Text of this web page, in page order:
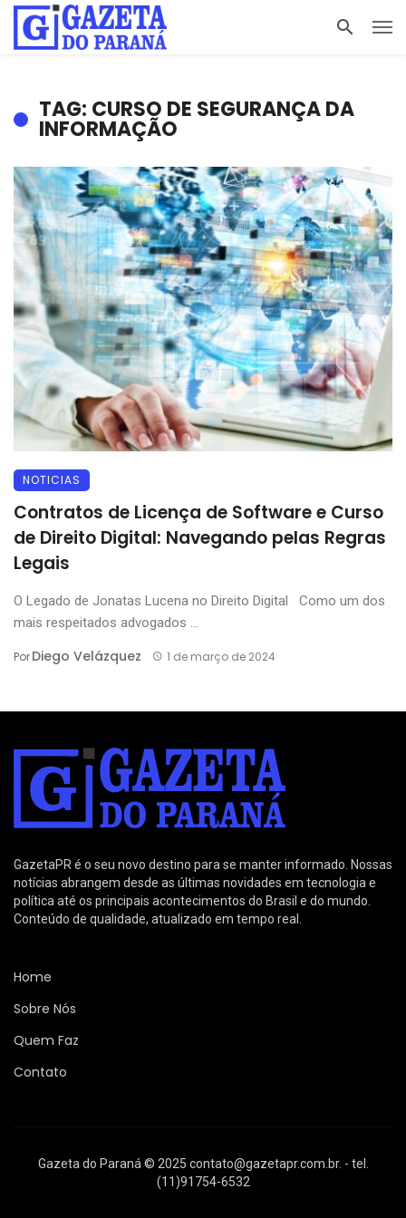
TAG: CURSO DE SEGURANÇA DA
INFORMAÇÃO
NOTICIAS
Contratos de Licença de Software e Curso
de Direito Digital: Navegando pelas Regras
Legais
O Legado de Jonatas Lucena no Direito Digital Como um dos
mais respeitados advogados ...
PorDiego Velázquez 1 de março de 2024
GazetaPR é o seu novo destino para se manter informado. Nossas
notícias abrangem desde as últimas novidades em tecnologia e
política até os principais acontecimentos do Brasil e do mundo.
Conteúdo de qualidade, atualizado em tempo real.
Home
Sobre Nós
Quem Faz
Contato
Gazeta do Paraná © 2025 contato@gazetapr.com.br. - tel.
(11)91754-6532